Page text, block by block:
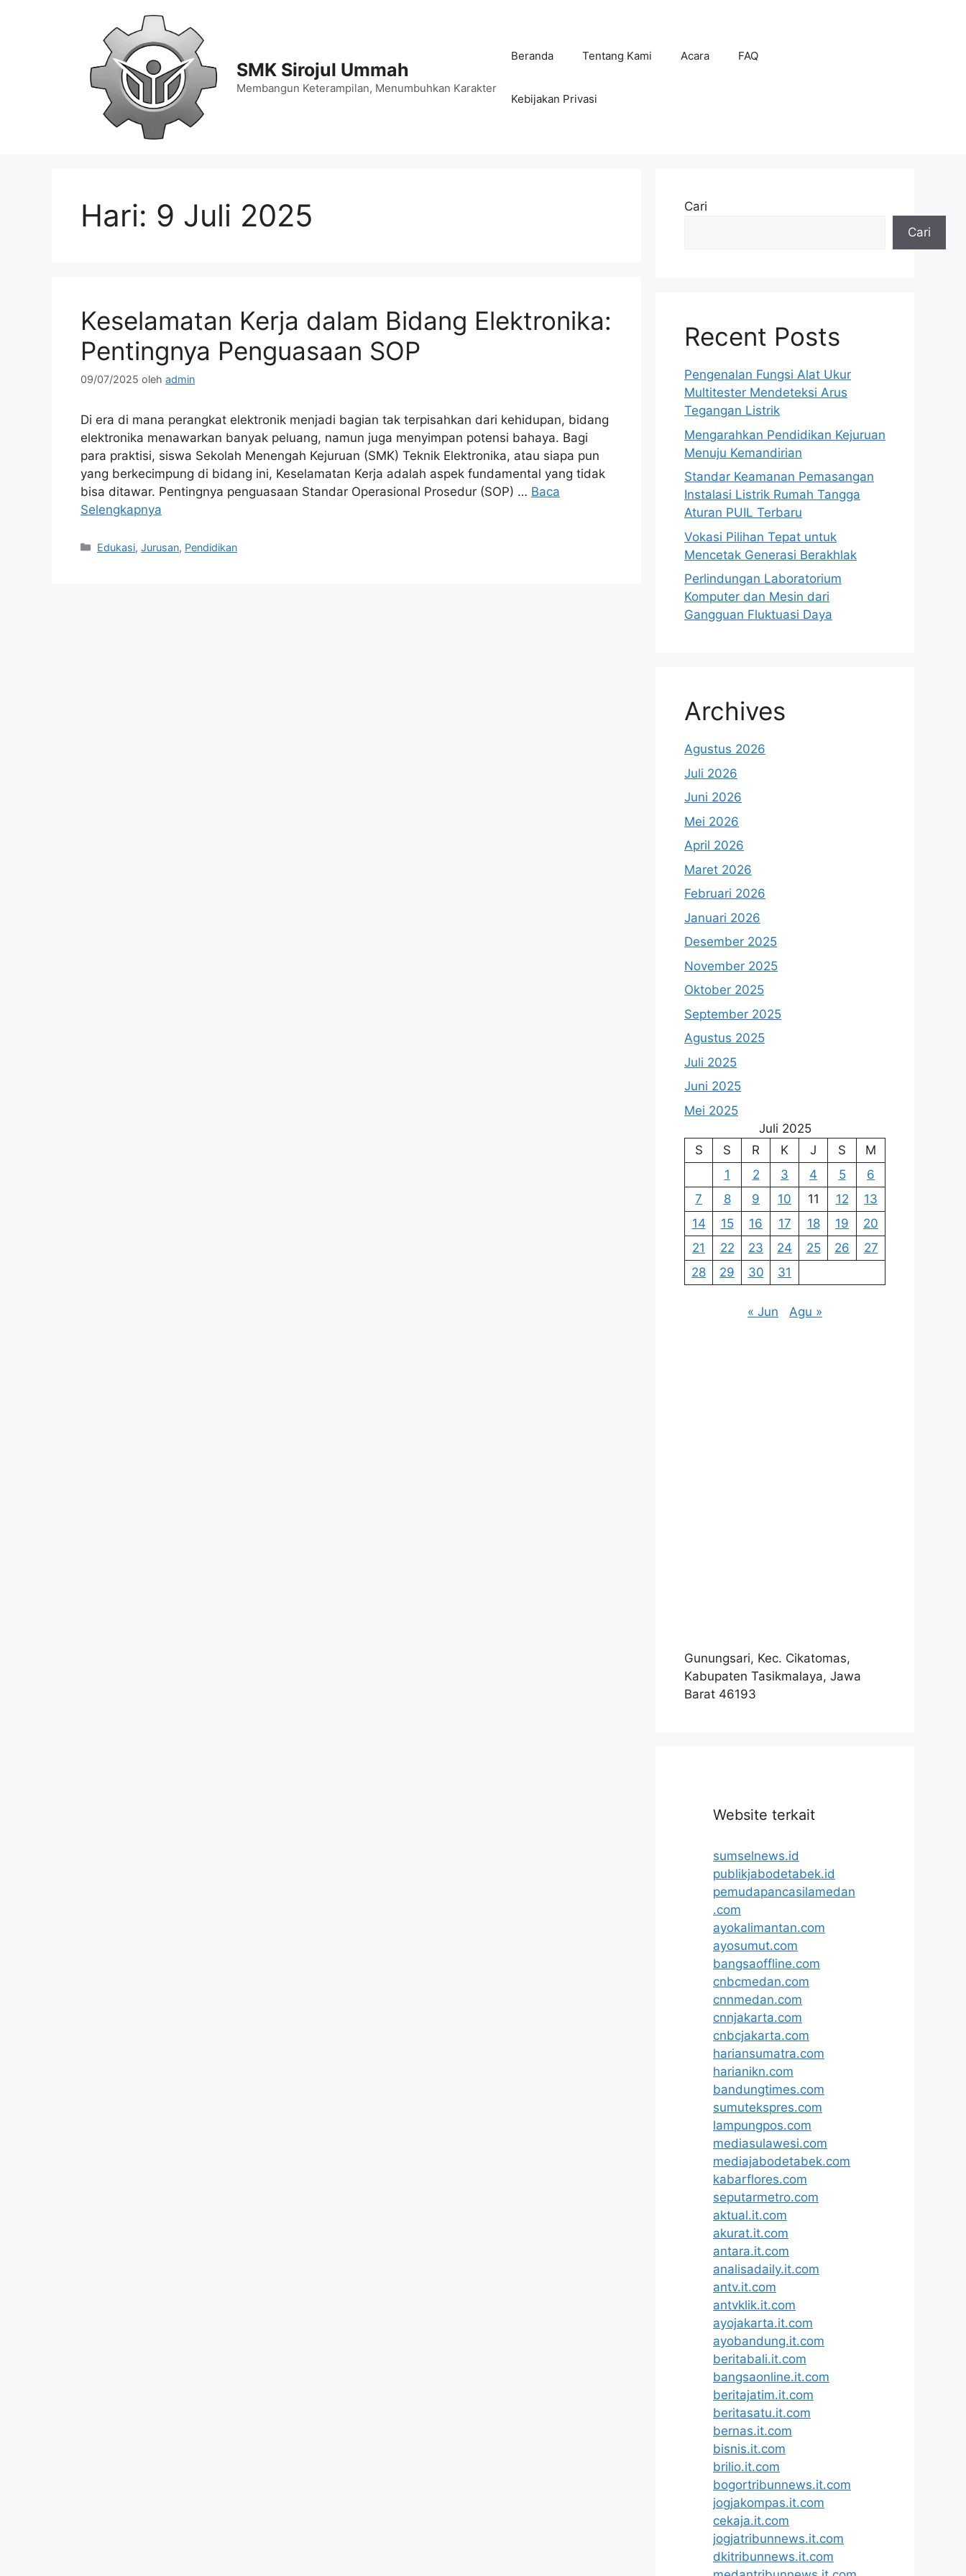
SMK Sirojul Ummah
Membangun Keterampilan, Menumbuhkan Karakter
Beranda Tentang Kami Acara FAQ
Kebijakan Privasi
Hari: 9 Juli 2025
Keselamatan Kerja dalam Bidang Elektronika:
Pentingnya Penguasaan SOP
09/07/2025 oleh admin
Di era di mana perangkat elektronik menjadi bagian tak terpisahkan dari kehidupan, bidang
elektronika menawarkan banyak peluang, namun juga menyimpan potensi bahaya. Bagi
para praktisi, siswa Sekolah Menengah Kejuruan (SMK) Teknik Elektronika, atau siapa pun
yang berkecimpung di bidang ini, Keselamatan Kerja adalah aspek fundamental yang tidak
bisa ditawar. Pentingnya penguasaan Standar Operasional Prosedur (SOP) … Baca
Selengkapnya
Kategori
Edukasi,Jurusan, Pendidikan
Cari
Cari
Recent Posts
Pengenalan Fungsi Alat Ukur
Multitester Mendeteksi Arus
Tegangan Listrik
Mengarahkan Pendidikan Kejuruan
Menuju Kemandirian
Standar Keamanan Pemasangan
Instalasi Listrik Rumah Tangga
Aturan PUIL Terbaru
Vokasi Pilihan Tepat untuk
Mencetak Generasi Berakhlak
Perlindungan Laboratorium
Komputer dan Mesin dari
Gangguan Fluktuasi Daya
Archives
Agustus 2026
Juli 2026
Juni 2026
Mei 2026
April 2026
Maret 2026
Februari 2026
Januari 2026
Desember 2025
November 2025
Oktober 2025
September 2025
Agustus 2025
Juli 2025
Juni 2025
Mei 2025
Juli 2025
S
S R K J S
M
1
2 3 4 5
6
7
8 9 10 11 12
13
14
15 16 17 18 19
20
21
22 23 24 25 26
27
28
29 30 31
« Jun Agu »
Gunungsari, Kec. Cikatomas,
Kabupaten Tasikmalaya, Jawa
Barat 46193
Website terkait
sumselnews.id
publikjabodetabek.id
pemudapancasilamedan
.com
ayokalimantan.com
ayosumut.com
bangsaoffline.com
cnbcmedan.com
cnnmedan.com
cnnjakarta.com
cnbcjakarta.com
hariansumatra.com
harianikn.com
bandungtimes.com
sumutekspres.com
lampungpos.com
mediasulawesi.com
mediajabodetabek.com
kabarflores.com
seputarmetro.com
aktual.it.com
akurat.it.com
antara.it.com
analisadaily.it.com
antv.it.com
antvklik.it.com
ayojakarta.it.com
ayobandung.it.com
beritabali.it.com
bangsaonline.it.com
beritajatim.it.com
beritasatu.it.com
bernas.it.com
bisnis.it.com
brilio.it.com
bogortribunnews.it.com
jogjakompas.it.com
cekaja.it.com
jogjatribunnews.it.com
dkitribunnews.it.com